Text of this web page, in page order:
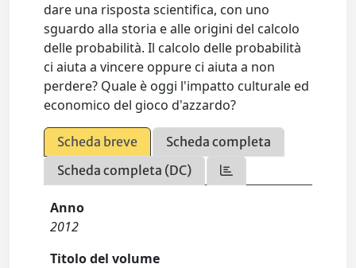
dare una risposta scientifica, con uno
sguardo alla storia e alle origini del calcolo
delle probabilità. Il calcolo delle probabilità
ci aiuta a vincere oppure ci aiuta a non
perdere? Quale è oggi l'impatto culturale ed
economico del gioco d'azzardo?
Scheda breve
Scheda completa
Scheda completa (DC)
Anno
2012
Titolo del volume